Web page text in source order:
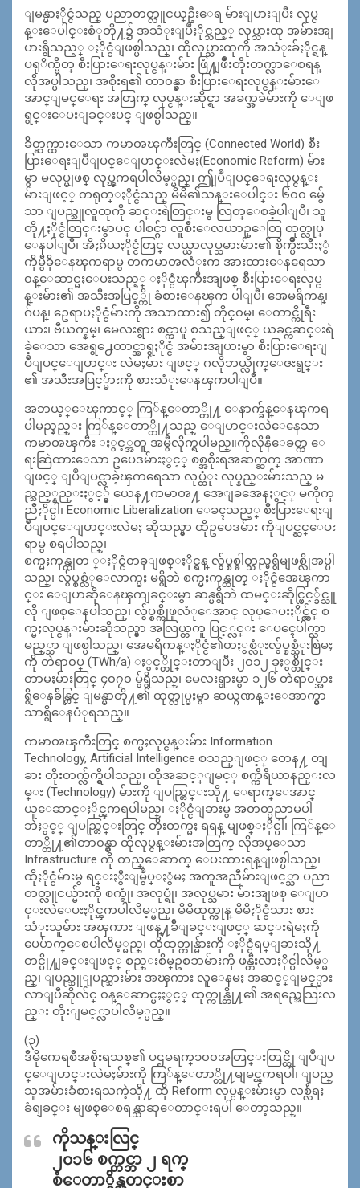
ျမန္မာႏိုင္ငံသည္ ပညာတတ္လူငယ္ဦးေရ မ်ားျပားျပီး လုပ္င
န္းေပါင္းစံုတို႔၌ အသံုးျပဳႏိုင္သည့္ လုပ္သားထု အမ်ားအျ
ပားရွိသည့္ ႏိုင္ငံျဖစ္ပါသည္၊ ထိုလုပ္သားထုကို အသံုးခ်ႏိုင္ရန္
ပရုိက္ဗိတ္ စီးပြားေရးလုပ္ငန္းမ်ား ဖြံ႔ျဖိဳးတိုးတက္လာေစရန္
လိုအပ္ပါသည္၊ အစိုးရ၏ တာ၀န္မွာ စီးပြားေရးလုပ္ငန္းမ်ားေ
အာင္ျမင္ေရး အတြက္ လုပ္ငန္းဆိုင္ရာ အခက္အခဲမ်ားကို ေျဖ
ရွင္းေပးျခင္းပင္ ျဖစ္ပါသည္။
ခ်ိတ္ဆက္ထားေသာ ကမာၻၾကီးတြင္ (Connected World) စီး
ပြားေရးျပဳျပင္ေျပာင္းလဲမႈ(Economic Reform) မ်ား
မွာ မလုပ္မျဖစ္ လုပ္ၾကရပါလိမ့္မည္၊ ဤျပဳျပင္ေရးလုပ္ငန္း
မ်ားျဖင့္ တရုတ္ႏိုင္ငံသည္ မိမိ၏သန္းေပါင္း ၆၀၀ မွ်ေ
သာ ျပည္သူလူထုကို ဆင္းရဲတြင္းမွ လြတ္ေစခဲ့ပါျပီ၊ သူ
တို႔ႏိုင္ငံတြင္းမွာပင္ ပါစင္ဂ်ာ လူစီးေလယာဥ္ေတြ ထုတ္လုပ္
ေနပါျပီ၊ အိႏၵိယႏိုင္ငံတြင္ လယ္ယာလုပ္သမားမ်ား၏ စိုက္ပ်ိဳးသီးႏွံ
ကိုမွီခိုေနၾကရာမွ တကမာၻလံုးက အားထားေနရေသာ
၀န္ေဆာင္မႈေပးသည့္ ႏိုင္ငံၾကီးအျဖစ္ စီးပြားေရးလုပ္င
န္းမ်ား၏ အသီးအပြင့္ကို ခံစားေနၾက ပါျပီ၊ အေမရိကန္၊
ဂ်ပန္၊ ဥေရာပႏိုင္ငံမ်ားကို အသာထား၍ တိုင္၀မ္၊ ေတာင္ကိုရီး
ယား၊ ဗီယက္နမ္၊ မေလးရွား စင္ကာပူ စသည္ျဖင့္ ယခင္ကဆင္းရဲ
ခဲ့ေသာ အေရွ႕ေတာင္အာရွႏိုင္ငံ အမ်ားအျပားမွာ စီးပြားေရးျ
ပဳျပင္ေျပာင္း လဲမႈမ်ား ျဖင့္ ဂလိုဘယ္လိုက္ေဇးရွင္း
၏ အသီးအပြင့္မ်ားကို စားသံုးေနၾကပါျပီ။
အဘယ့္ေၾကာင့္ ကြ်န္ေတာ္တို႔ ေနာက္ခ်န္ေနၾကရ
ပါမည္နည္း ကြ်န္ေတာ္တို႔သည္ ေျပာင္းလဲေနေသာ
ကမာၻၾကီး ႏွင့္အတူ အမွီလိုက္ရပါမည္။ကိုလိုနီေခတ္က ေ
ရးဆြဲထားေသာ ဥပေဒမ်ားႏွင့္ စစ္အစိုးရအဆက္ဆက္ အာဏာ
ျဖင့္ ျပဳျပင္လာခဲ့ၾကရေသာ လုပ္ထံုး လုပ္နည္းမ်ားသည္ မ
ည္သည့္နည္းႏွင့္မွ် ယေန႔ကမာၻ႔ အေျခအေနႏွင့္ မကိုက္
ညီႏိုင္ပါ၊ Economic Liberalization ေခၚသည့္ စီးပြားေရးျ
ပဳျပင္ေျပာင္းလဲမႈ ဆိုသည္မွာ ထိုဥပေဒမ်ား ကိုျပင္ဆင္ေပး
ရာမွ စရပါသည္၊
စက္မႈကုန္ထုတ ္ႏိုင္ငံတခုျဖစ္ႏိုင္ရန္ လွ်ပ္စစ္ဓါတ္သည္မရွိမျဖစ္လိုအပ္ပါ
သည္၊ လွ်ပ္စစ္လံုေလာက္မႈ မရွိဘဲ စက္မႈကုန္ထုတ္ ႏိုင္ငံအေၾကာ
င္း ေျပာဆိုေနၾကျခင္းမွာ ဆန္မရွိဘဲ ထမင္းဆိုင္ဖြင့္ခ်င္သူ
လို ျဖစ္ေနပါသည္၊ လွ်ပ္စစ္ကိုဖူလံုေအာင္ လုပ္ေပးႏိုင္လွ်င္ စ
က္မႈလုပ္ငန္းမ်ားဆိုသည္မွာ အလြယ္တကူ ပြင့္လင္း ေပၚေပါက္လာ
မည္္သာ ျဖစ္ပါသည္၊ အေမရိကန္ႏိုင္ငံ၏တႏွစ္လံုးလွ်ပ္စစ္သံုးစြဲမႈ
ကို တဲရာ၀ပ္ (TWh/a) ႏွင့္တိုင္းတာျပီး ၂၀၁၂ ခုႏွစ္တိုင္း
တာမႈမ်ားတြင္ ၄၀၇၀ မွ်ရွိသည္၊ မေလးရွားမွာ ၁၂၆ တဲရာ၀ပ္အား
ရွိေနခ်ိန္တြင္ ျမန္မာတို႔၏ ထုတ္လုပ္မႈမွာ ဆယ္ဂဏန္းေအာက္မွာ
သာရွိေနပံုရသည္။
ကမာၻၾကီးတြင္ စက္မႈလုပ္ငန္းမ်ား Information
Technology, Artificial Intelligence စသည္ျဖင့္ တေန႔ တျ
ခား တိုးတက္လ်က္ရွိပါသည္၊ ထိုအဆင့္ျမင့္ စက္ကိရိယာနည္းလ
မ္း (Technology) မ်ားကို ျပည္တြင္းသို႔ ေရာက္ေအာင္
ယူေဆာင္ႏိုင္ၾကရပါမည္၊ ႏိုင္ငံျခားမွ အတတ္ပညာမပါ
ဘဲႏွင့္ ျပည္တြင္းတြင္ တိုးတက္မႈ ရရန္ မျဖစ္ႏိုင္ပါ၊ ကြ်န္ေ
တာ္တို႔၏တာ၀န္မွာ ထိုလုပ္ငန္းမ်ားအတြက္ လိုအပ္ေသာ
Infrastructure ကို တည္ေဆာက္ ေပးထားရန္ျဖစ္ပါသည္၊
ထိုႏိုင္ငံမ်ားမွ ရင္းႏွီးျမွဳပ္ႏွံမႈ အကူအညီမ်ားျဖင့္သာ ပညာ
တတ္လူငယ္မ်ားကို စက္ရုံ၊ အလုပ္ရုံ၊ အလုပ္သမား မ်ားအျဖစ္ ေျပာ
င္းလဲေပးႏိုင္ၾကပါလိမ့္မည္၊ မိမိထုတ္ကုန္ မိမိႏိုင္ငံသား စား
သံုးသူမ်ား အၾကား ျဖန္႔ခ်ီျခင္းျဖင့္ ဆင္းရဲမႈကို
ပေပ်ာက္ေစပါလိမ့္မည္၊ ထိုထုတ္ကုန္မ်ားကို ႏိုင္ငံရပ္ျခားသို႔
တင္ပို႔ျခင္းျဖင့္ စည္းစိမ္ဥစၥာမ်ားကို ဖန္တီးလာႏိုင္ပါလိမ့္မ
ည္၊ ျပည္သူျပည္သားမ်ား အၾကား လူေနမႈ အဆင့္ျမင့္မား
လာျပီဆိုလ်င္ ၀န္ေဆာင္မႈႏွင့္ ထုတ္ကုန္တို႔၏ အရည္အေသြးလ
ည္း တိုးျမင့္လာပါလိမ့္မည္။
(၃)
ဒီမိုကေရစီအစိုးရသစ္၏ ပဌမရက္၁၀၀အတြင္းတြင္ထို ျပဳျပ
င္ေျပာင္းလဲမႈမ်ားကို ကြ်န္ေတာ္တို႔မျမင္ၾကရပါ၊ ျပည္
သူအမ်ားခံစားရသကဲ့သို႔ ထို Reform လုပ္ငန္းမ်ားမွာ လစ္လ်ဴရႈ
ခံရျခင္း မျဖစ္ေစရန္သာဆုေတာင္းရပါ ေတာ့သည္။
ကိုသန္းလြင္
၂၀၁၆ စက္တင္ဘာ ၂ ရက္
စံေတာ္ခ်ိန္သတင္းစာ